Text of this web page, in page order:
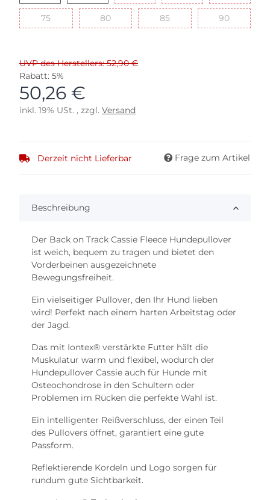
7575 8080 8585 9090
UVP des Herstellers: 52,90 €
Rabatt: 5%
50,26 €
inkl. 19% USt. , zzgl. Versand
Derzeit nicht Lieferbar Frage zum Artikel
Beschreibung
Der Back on Track Cassie Fleece Hundepullover
ist weich, bequem zu tragen und bietet den
Vorderbeinen ausgezeichnete
Bewegungsfreiheit.
Ein vielseitiger Pullover, den Ihr Hund lieben
wird! Perfekt nach einem harten Arbeitstag oder
der Jagd.
Das mit Iontex® verstärkte Futter hält die
Muskulatur warm und flexibel, wodurch der
Hundepullover Cassie auch für Hunde mit
Osteochondrose in den Schultern oder
Problemen im Rücken die perfekte Wahl ist.
Ein intelligenter Reißverschluss, der einen Teil
des Pullovers öffnet, garantiert eine gute
Passform.
Reflektierende Kordeln und Logo sorgen für
rundum gute Sichtbarkeit.